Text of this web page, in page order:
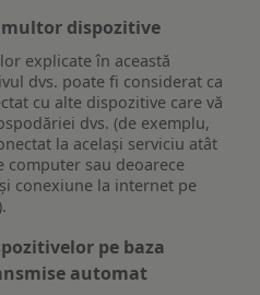
dispozitive
explicate în această
dvs. poate fi considerat ca
cu alte dispozitive care vă
dvs. (de exemplu,
la același serviciu atât
computer sau deoarece
conexiune la internet pe
pe baza
automat